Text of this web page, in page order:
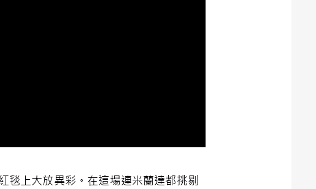
毯上大放異彩。在這場連米蘭達都挑剔